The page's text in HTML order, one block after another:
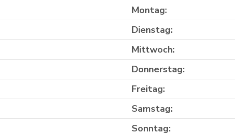
Montag:
Dienstag:
Mittwoch:
Donnerstag:
Freitag:
Samstag:
Sonntag: